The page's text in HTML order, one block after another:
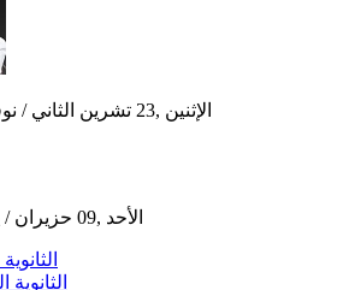
GMT 15:46 2020 الإثنين ,23 تشرين الثاني / نوفمبر
GMT 06:21 2019 الأحد ,09 حزيران / يونيو